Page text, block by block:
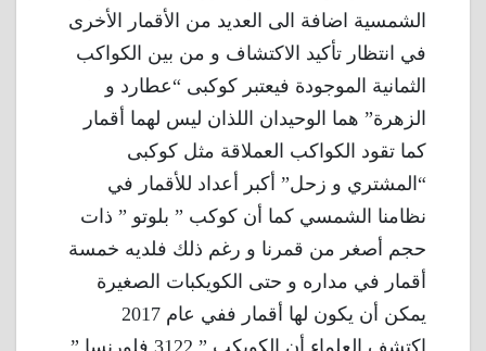
الشمسية اضافة الى العديد من الأقمار الأخرى
في انتظار تأكيد الاكتشاف و من بين الكواكب
الثمانية الموجودة فيعتبر كوكبى “عطارد و
الزهرة” هما الوحيدان اللذان ليس لهما أقمار
كما تقود الكواكب العملاقة مثل كوكبى
“المشتري و زحل” أكبر أعداد للأقمار في
نظامنا الشمسي كما أن كوكب ” بلوتو ” ذات
حجم أصغر من قمرنا و رغم ذلك فلديه خمسة
أقمار في مداره و حتى الكويكبات الصغيرة
يمكن أن يكون لها أقمار ففي عام 2017
اكتشف العلماء أن الكويكب ” 3122 فلورنسا ”